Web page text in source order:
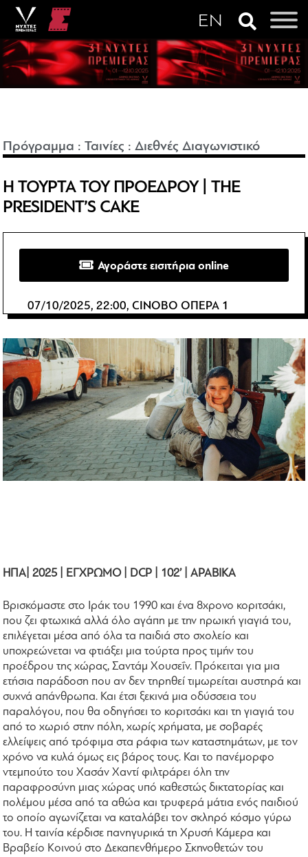
Πρόγραμμα :Ταινίες :Διεθνές Διαγωνιστικό
Η ΤΟΥΡΤΑ ΤΟΥ ΠΡΟΕΔΡΟΥ | THE
PRESIDENT’S CAKE
Αγοράστε εισιτήρια online
07/10/2025, 22:00, CINOBO ΟΠΕΡΑ 1
ΗΠΑ| 2025 | ΕΓΧΡΩΜΟ | DCP | 102’ | ΑΡΑΒΙΚΑ
Βρισκόμαστε στο Ιράκ του 1990 και ένα 8χρονο κοριτσάκι,
που ζει φτωχικά αλλά όλο αγάπη με την ηρωική γιαγιά του,
επιλέγεται μέσα από όλα τα παιδιά στο σχολείο και
υποχρεώνεται να φτιάξει μια τούρτα προς τιμήν του
προέδρου της χώρας, Σαντάμ Χουσεΐν. Πρόκειται για μια
ετήσια παράδοση που αν δεν τηρηθεί τιμωρείται αυστηρά και
συχνά απάνθρωπα. Και έτσι ξεκινά μια οδύσσεια του
παραλόγου, που θα οδηγήσει το κοριτσάκι και τη γιαγιά του
από το χωριό στην πόλη, χωρίς χρήματα, με σοβαρές
ελλείψεις από τρόφιμα στα ράφια των καταστημάτων, με τον
χρόνο να κυλά όμως εις βάρος τους. Και το πανέμορφο
ντεμπούτο του Χασάν Χαντί φιλτράρει όλη την
παραφροσύνη μιας χώρας υπό καθεστώς δικτατορίας και
πολέμου μέσα από τα αθώα και τρυφερά μάτια ενός παιδιού
το οποίο αγωνίζεται να καταλάβει τον σκληρό κόσμο γύρω
του. Η ταινία κέρδισε πανηγυρικά τη Χρυσή Κάμερα και
Βραβείο Κοινού στο Δεκαπενθήμερο Σκηνοθετών του